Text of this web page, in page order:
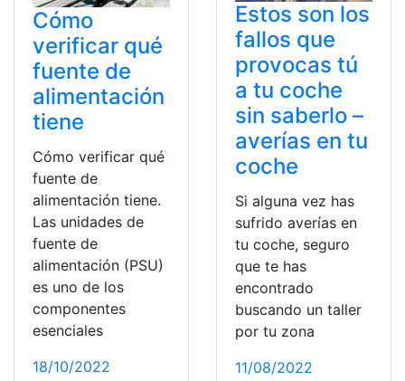
Cómo
verificar qué
fuente de
alimentación
tiene
Cómo verificar qué
fuente de
alimentación tiene.
Las unidades de
fuente de
alimentación (PSU)
es uno de los
componentes
esenciales
18/10/2022
Estos son los
fallos que
provocas tú
a tu coche
sin saberlo –
averías en tu
coche
Si alguna vez has
sufrido averías en
tu coche, seguro
que te has
encontrado
buscando un taller
por tu zona
11/08/2022